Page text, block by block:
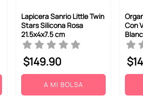
Lapicera Sanrio Little Twin
Stars Silicona Rosa
21.5x4x7.5 cm
$149.90
A MI BOLSA
Con
$